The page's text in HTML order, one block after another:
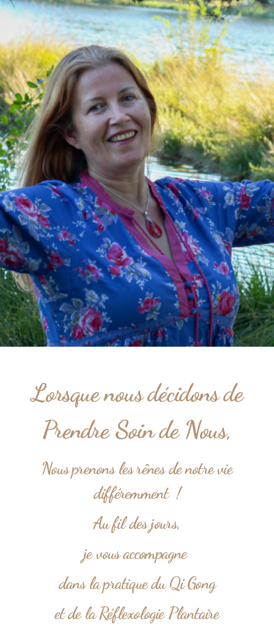
Lorsque nous décidons de
Prendre Soin de Nous,
Nous prenons les rênes de notre vie
différemment !
Au fil des jours,
je vous accompagne
dans la pratique du Qi Gong
et de la Réflexologie Plantaire